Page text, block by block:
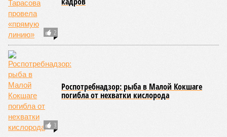
2
3
Роспотребнадзор: рыба в Малой Кокшаге
погибла от нехватки кислорода